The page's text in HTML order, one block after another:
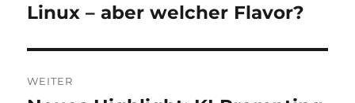
Vorheriger
Linux – aber welcher Flavor?
WEITER